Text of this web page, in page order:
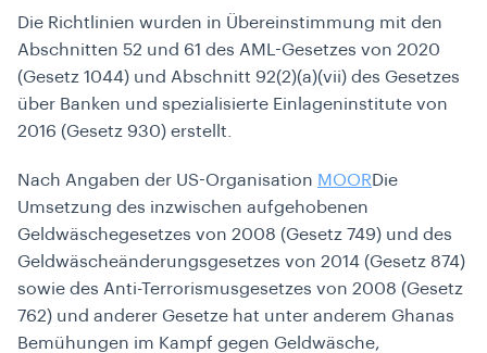
Die Richtlinien wurden in Übereinstimmung mit den
Abschnitten 52 und 61 des AML-Gesetzes von 2020
(Gesetz 1044) und Abschnitt 92(2)(a)(vii) des Gesetzes
über Banken und spezialisierte Einlageninstitute von
2016 (Gesetz 930) erstellt.
Nach Angaben der US-Organisation MOORDie
Umsetzung des inzwischen aufgehobenen
Geldwäschegesetzes von 2008 (Gesetz 749) und des
Geldwäscheänderungsgesetzes von 2014 (Gesetz 874)
sowie des Anti-Terrorismusgesetzes von 2008 (Gesetz
762) und anderer Gesetze hat unter anderem Ghanas
Bemühungen im Kampf gegen Geldwäsche,